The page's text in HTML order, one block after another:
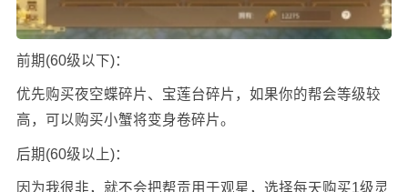
前期(60级以下)：
优先购买夜空蝶碎片、宝莲台碎片，如果你的帮会等级较
高，可以购买小蟹将变身卷碎片。
后期(60级以上)：
因为我很非，就不会把帮贡用于观星，选择每天购买1级灵